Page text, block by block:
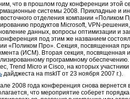
что в прошлом году конференции этой
системы 2008. Прикладные и
отделения компании «Поликом
продуктов Microsoft, VPN-
данных, вопросы оптимизации и
под этим же названием
«Поликом Про». Секция, посвященная
(ИСМ). Вторая секция, посвященная
программному
Trend Micro и Cisco, на которых
дайджеста на mskIT от 23 ноября 2007 г.).
2008 года конференция снова
что мероприятие соберет